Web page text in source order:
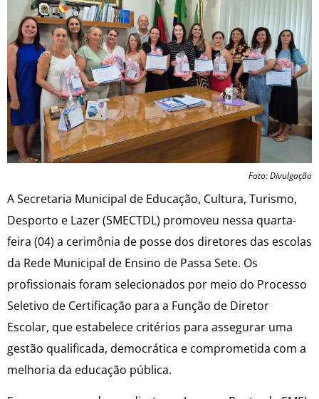
Foto: Divulgação
A Secretaria Municipal de Educação, Cultura, Turismo,
Desporto e Lazer (SMECTDL) promoveu nessa quarta-
feira (04) a cerimônia de posse dos diretores das escolas
da Rede Municipal de Ensino de Passa Sete. Os
profissionais foram selecionados por meio do Processo
Seletivo de Certificação para a Função de Diretor
Escolar, que estabelece critérios para assegurar uma
gestão qualificada, democrática e comprometida com a
melhoria da educação pública.